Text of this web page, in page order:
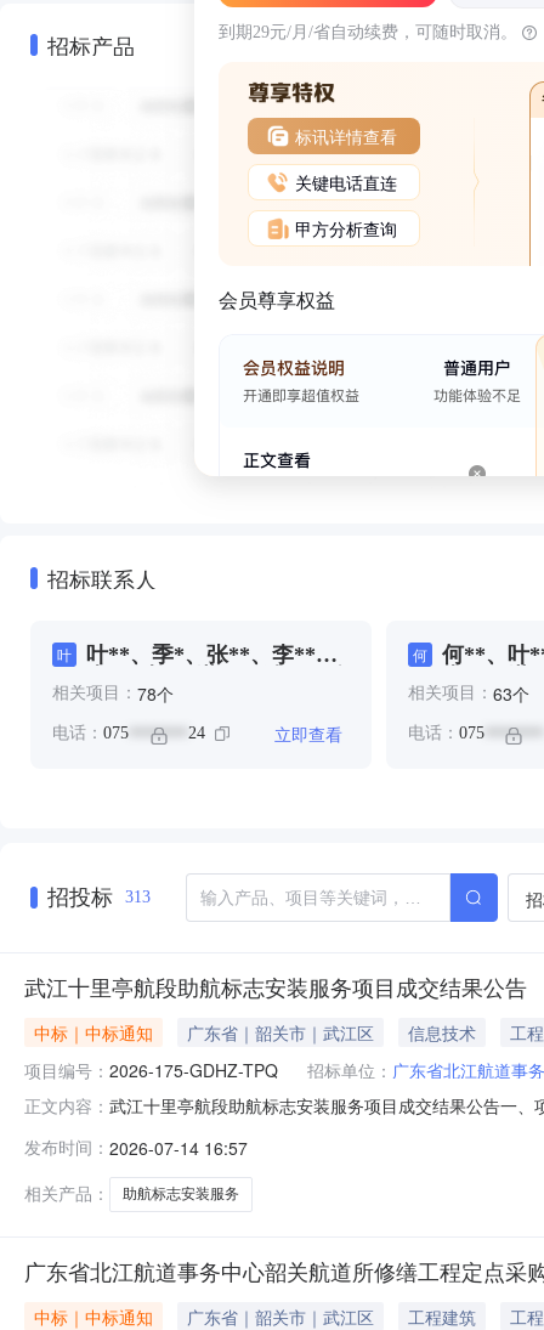
招标产品 到期29元/月/省自动续费，可随时取消。
标讯详情查看
关键电话直连
甲方分析查询
会员尊享权益
招标联系人
叶
叶**、季*、张**、李**、
**
相关项目： 78个
电话： 075 ******* 24 立即查看
何
何**、叶
相关项目： 63个
电话： 075*******
招投标 313
武江十里亭航段助航标志安装服务项目成交结果公告
中标｜中标通知 广东省｜韶关市｜武江区 信息技术
工程
项目编号： 2026-175-GDHZ-TPQ 招标单位： 广东省北江航道事
正文内容： 武江十里亭航段助航标志安装服务项目成交结果公告一
段助航标志安装服务项目详见本项目《采购文件》第三
员会总人数：32、随
发布时间： 2026-07-14 16:57
相关产品：
助航标志安装服务
广东省北江航道事务中心韶关航道所修缮工程定点采
中标｜中标通知 广东省｜韶关市｜武江区 工程建筑
工程